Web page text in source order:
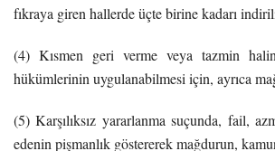
fıkraya giren hallerde üçte birine kadarı
(4) Kısmen geri verme veya tazmin
hükümlerinin uygulanabilmesi için, ayrıca
(5) Karşılıksız yararlanma suçunda, fail,
edenin pişmanlık göstererek mağdurun,